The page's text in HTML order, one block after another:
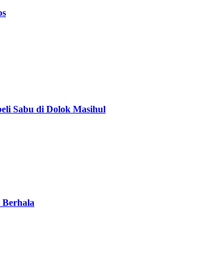
Sabu di Dolok Masihul